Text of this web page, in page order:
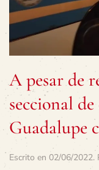
A pesar de
seccional
Guadalupe
Escrito en 02/06/2022.